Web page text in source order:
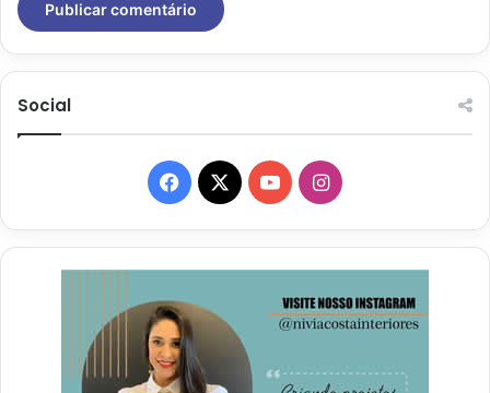
Social
Facebook
X YouTubeInstagram